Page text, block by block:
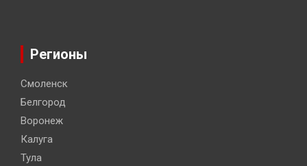
Регионы
Смоленск
Белгород
Воронеж
Калуга
Тула